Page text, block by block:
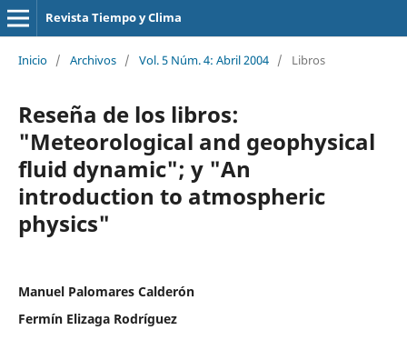
Revista Tiempo y Clima
Inicio / Archivos / Vol. 5 Núm. 4: Abril 2004 / Libros
Reseña de los libros:
"Meteorological and geophysical
fluid dynamic"; y "An
introduction to atmospheric
physics"
Manuel Palomares Calderón
Fermín Elizaga Rodríguez